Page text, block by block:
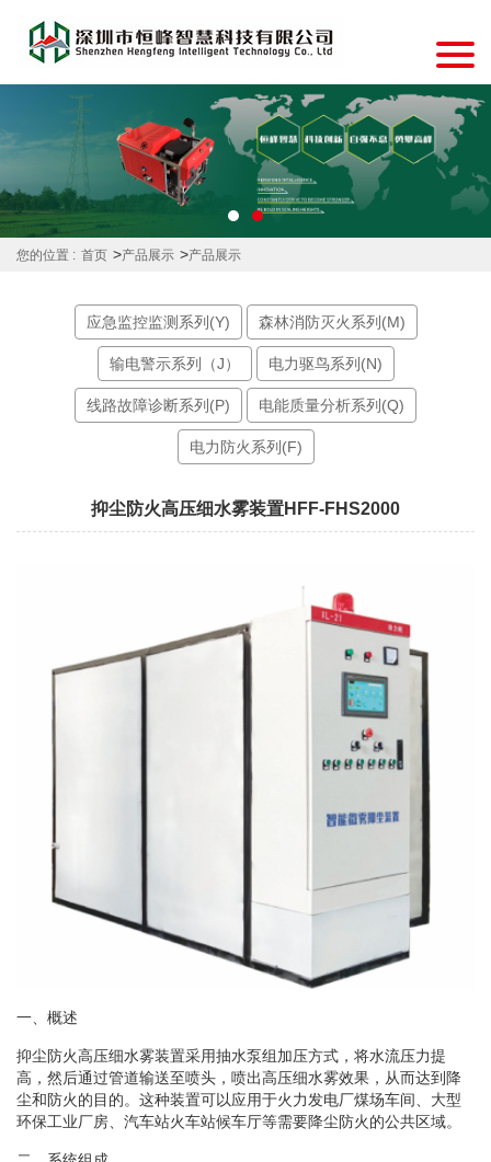
您的位置 : 首页 >产品展示 >产品展示
应急监控监测系列(Y) 森林消防灭火系列(M)
输电警示系列（J） 电力驱鸟系列(N)
线路故障诊断系列(P) 电能质量分析系列(Q)
电力防火系列(F)
抑尘防火高压细水雾装置HFF-FHS2000
一、概述
抑尘防火高压细水雾装置采用抽水泵组加压方式，将水流压力提
高，然后通过管道输送至喷头，喷出高压细水雾效果，从而达到降
尘和防火的目的。这种装置可以应用于火力发电厂煤场车间、大型
环保工业厂房、汽车站火车站候车厅等需要降尘防火的公共区域。